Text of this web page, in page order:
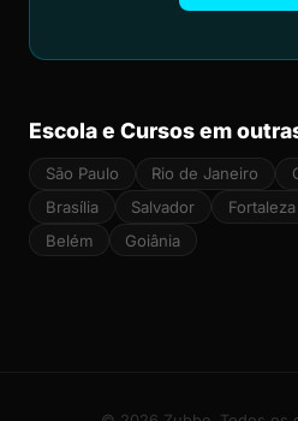
Escola e Cursos em
São Paulo Rio de Janeiro
Brasília
Salvador Fortaleza
Belém
Goiânia